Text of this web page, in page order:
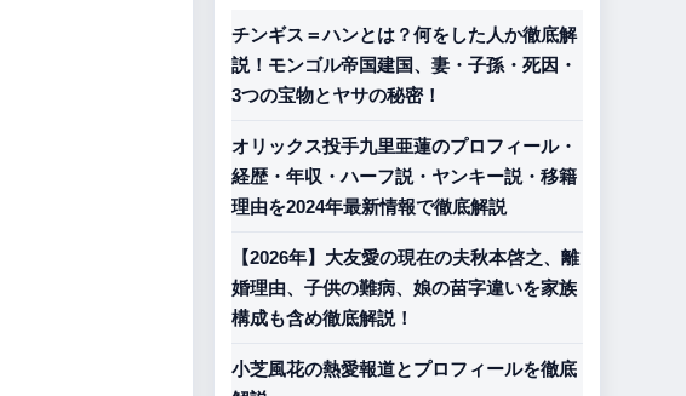
チンギス＝ハンとは？何をした人か徹底解
説！モンゴル帝国建国、妻・子孫・死因・
3つの宝物とヤサの秘密！
オリックス投手九里亜蓮のプロフィール・
経歴・年収・ハーフ説・ヤンキー説・移籍
理由を2024年最新情報で徹底解説
【2026年】大友愛の現在の夫秋本啓之、離
婚理由、子供の難病、娘の苗字違いを家族
構成も含め徹底解説！
小芝風花の熱愛報道とプロフィールを徹底